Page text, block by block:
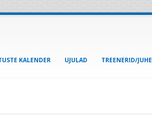
KALENDER UJULAD TREENERID/